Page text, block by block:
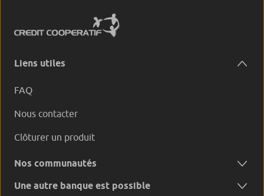
Liens utiles
FAQ
Nous contacter
Clôturer un produit
Nos communautés
Une autre banque est possible